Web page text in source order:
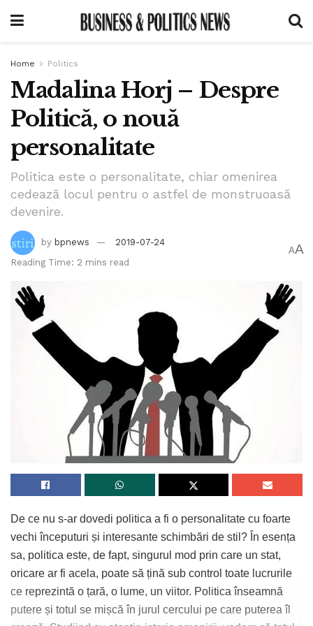
Home Politics
Madalina Horj – Despre
Politică, o nouă
personalitate
Politica este o personalitate, chiar omenirea
cedează locul pentru o astfel de monstruoasă
devenire.
by bpnews
2019-07-24
Reading Time: 2 mins read
AA
De ce nu s-ar dovedi politica a fi o personalitate cu foarte
vechi începuturi și interesante schimbări de stil? În esența
sa, politica este, de fapt, singurul mod prin care un stat,
oricare ar fi acela, poate să țină sub control toate lucrurile
ce reprezintă o țară, o lume, un viitor. Politica înseamnă
putere și totul se mișcă în jurul cercului pe care puterea îl